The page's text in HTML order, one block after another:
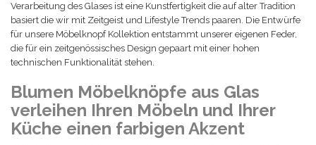
Verarbeitung des Glases ist eine Kunstfertigkeit die auf alter Tradition
basiert die wir mit Zeitgeist und Lifestyle Trends paaren. Die Entwürfe
für unsere Möbelknopf Kollektion entstammt unserer eigenen Feder,
die für ein zeitgenössisches Design gepaart mit einer hohen
technischen Funktionalität stehen.
Blumen Möbelknöpfe aus Glas
verleihen Ihren Möbeln und Ihrer
Küche einen farbigen Akzent